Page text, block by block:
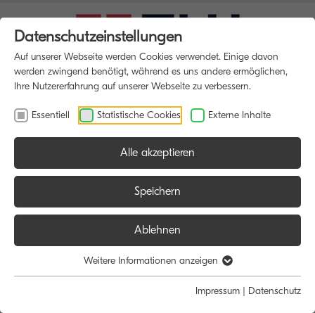
Funktion:
Scan
Datenschutzeinstellungen
Auf unserer Webseite werden Cookies verwendet. Einige davon
werden zwingend benötigt, während es uns andere ermöglichen,
Ihre Nutzererfahrung auf unserer Webseite zu verbessern.
Essentiell Statistische Cookies Externe Inhalte
Alle akzeptieren
Speichern
Ablehnen
Weitere Informationen anzeigen
Impressum | Datenschutz